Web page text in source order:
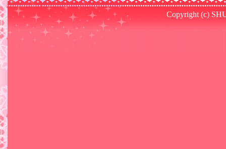
Copyright (c)